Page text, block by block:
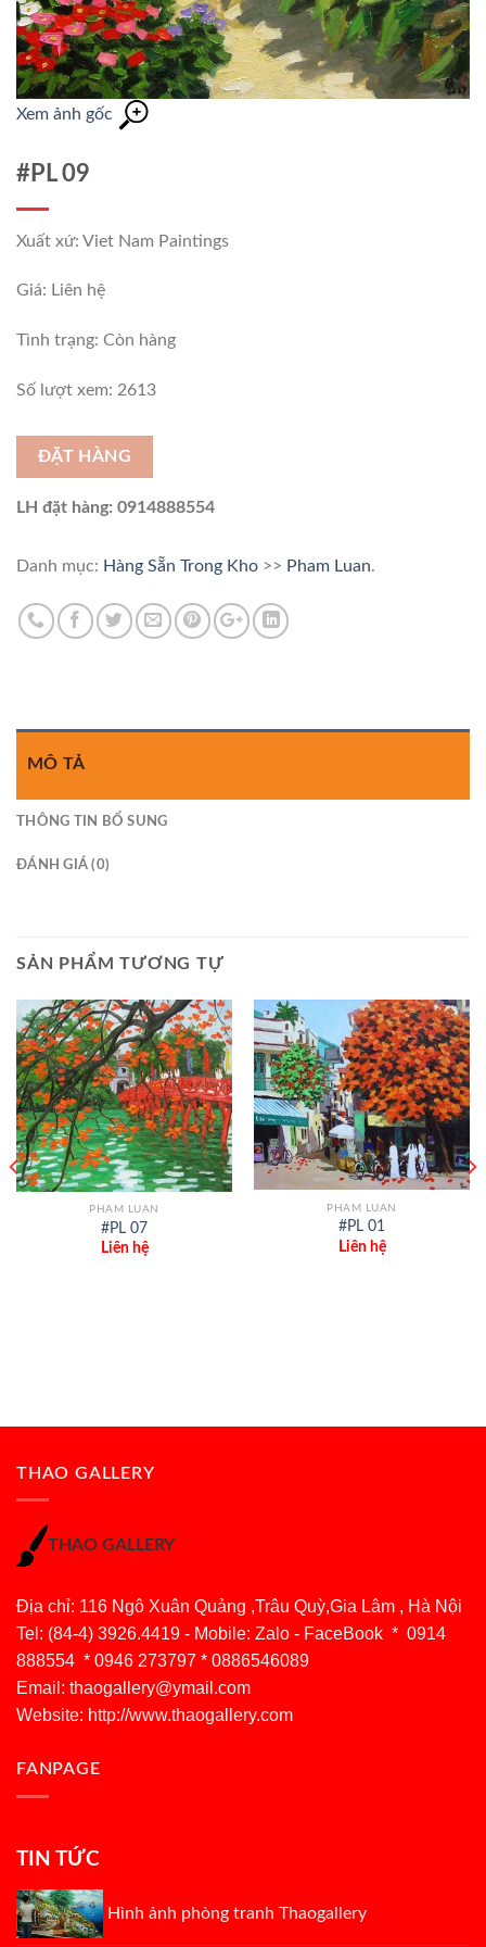
Xem ảnh gốc
#PL 09
Xuất xứ: Viet Nam Paintings
Giá: Liên hệ
Tình trạng: Còn hàng
Số lượt xem: 2613
ĐẶT HÀNG
LH đặt hàng: 0914888554
Danh mục: Hàng Sẵn Trong Kho >> Pham Luan.
MÔ TẢ
THÔNG TIN BỔ SUNG
ĐÁNH GIÁ (0)
SẢN PHẨM TƯƠNG TỰ
PHAM LUAN
#PL 07
Liên hệ
PHAM LUAN
#PL 01
Liên hệ
THAO GALLERY
THAO GALLERY
Địa chỉ: 116 Ngô Xuân Quảng ,Trâu Quỳ,Gia Lâm , Hà Nội
Tel: (84-4) 3926.4419 - Mobile: Zalo - FaceBook * 0914
888554 * 0946 273797 * 0886546089
Email: thaogallery@ymail.com
Website: http://www.thaogallery.com
FANPAGE
TIN TỨC
Hình ảnh phòng tranh Thaogallery